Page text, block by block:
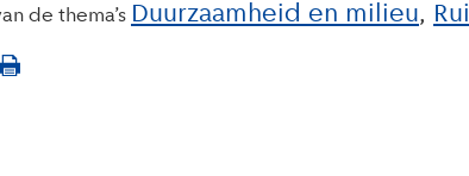
de thema’s Duurzaamheid en milieu